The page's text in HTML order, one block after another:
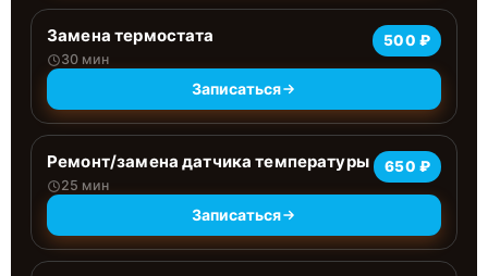
Замена термостата
30 мин
500 ₽
Записаться
Ремонт/замена датчика температуры
25 мин
650 ₽
Записаться